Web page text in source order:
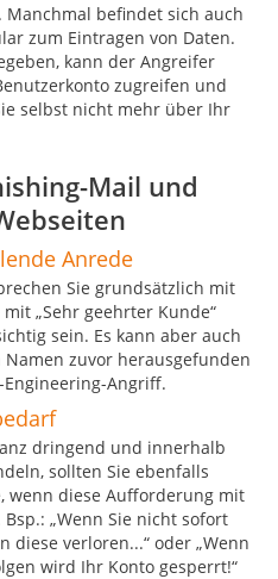
befindet sich auch
zum Eintragen von Daten.
kann der Angreifer
zugreifen und
selbst nicht mehr über Ihr
Mail und
Anrede
Sie grundsätzlich mit
„Sehr geehrter Kunde“
sein. Es kann aber auch
zuvor herausgefunden
Angriff.
dringend und innerhalb
sollten Sie ebenfalls
wenn diese Aufforderung mit
„Wenn Sie nicht sofort
diese verloren...“ oder „Wenn
wird Ihr Konto gesperrt!“